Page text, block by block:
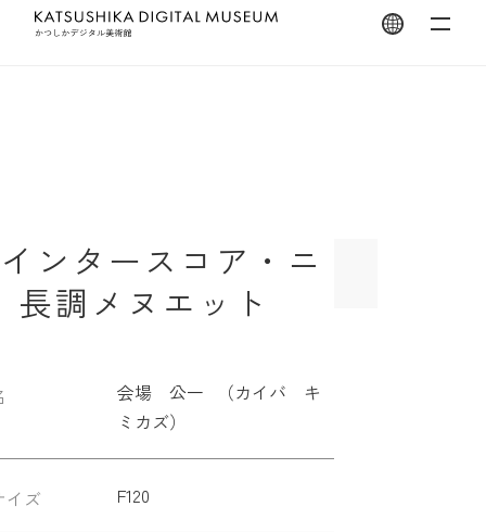
ンタースコア・ニ
長調メヌエット
会場 公一 （カイバ キ
ミカズ）
イズ F120